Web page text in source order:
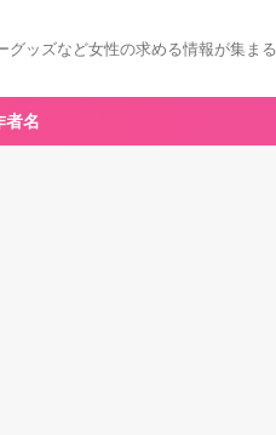
グッズなど女性の求める情報が集ま
者名